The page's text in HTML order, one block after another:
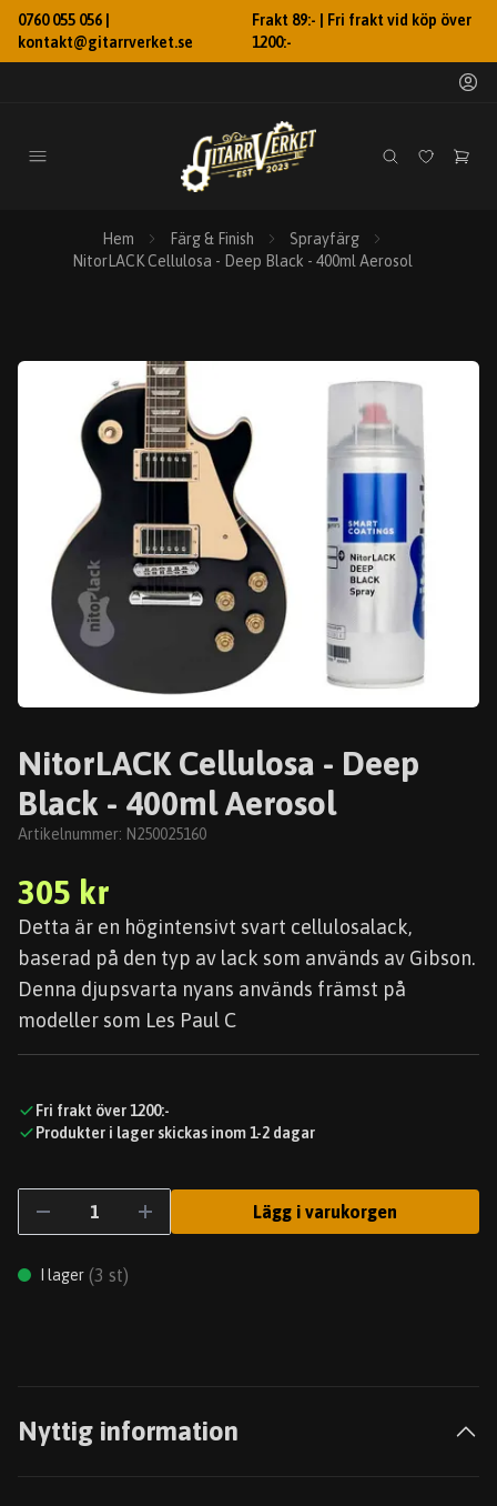
0760 055 056 |
kontakt@gitarrverket.se
Frakt 89:- | Fri frakt vid köp över
1200:-
Hem Färg & Finish
Sprayfärg
NitorLACK Cellulosa - Deep Black - 400ml Aerosol
NitorLACK Cellulosa - Deep
Black - 400ml Aerosol
Artikelnummer: N250025160
305 kr
Detta är en högintensivt svart cellulosalack,
baserad på den typ av lack som används av Gibson.
Denna djupsvarta nyans används främst på
modeller som Les Paul C
Fri frakt över 1200:-
Produkter i lager skickas inom 1-2 dagar
Lägg i varukorgen
I lager (3 st)
Nyttig information